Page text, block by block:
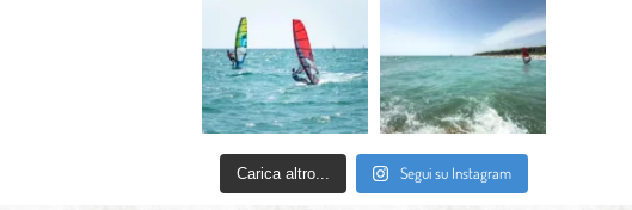
Carica altro... Segui su Instagram